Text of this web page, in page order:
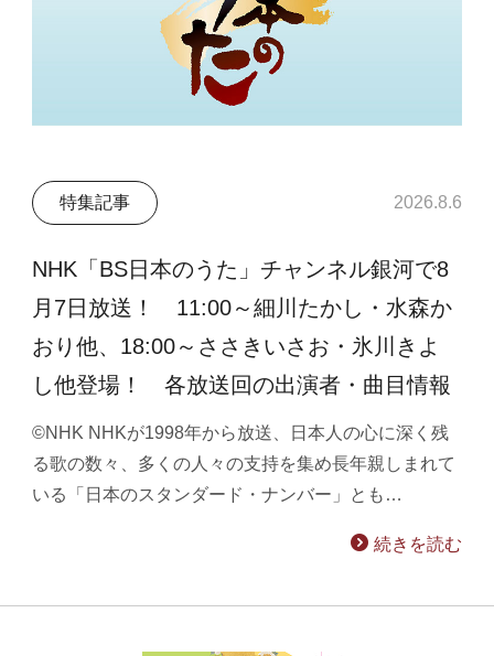
特集記事 2026.8.6
NHK「BS日本のうた」チャンネル銀河で8
月7日放送！ 11:00～細川たかし・水森か
おり他、18:00～ささきいさお・氷川きよ
し他登場！ 各放送回の出演者・曲目情報
©NHK NHKが1998年から放送、日本人の心に深く残
る歌の数々、多くの人々の支持を集め長年親しまれて
いる「日本のスタンダード・ナンバー」とも…
続きを読む